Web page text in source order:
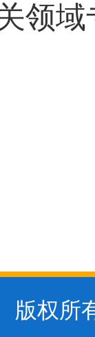
领
版权所